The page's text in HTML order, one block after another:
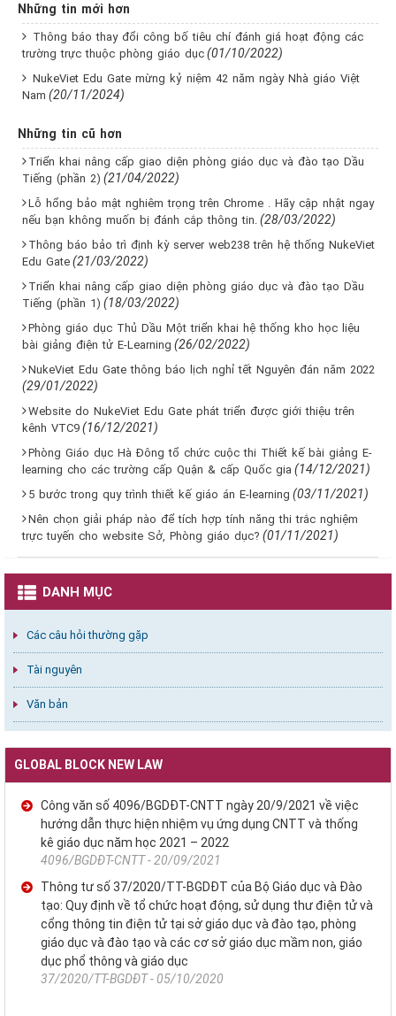
Những tin mới hơn
Thông báo thay đổi công bố tiêu chí đánh giá hoạt động các
trường trực thuộc phòng giáo dục (01/10/2022)
NukeViet Edu Gate mừng kỷ niệm 42 năm ngày Nhà giáo Việt
Nam (20/11/2024)
Những tin cũ hơn
Triển khai nâng cấp giao diện phòng giáo dục và đào tạo Dầu
Tiếng (phần 2) (21/04/2022)
Lỗ hổng bảo mật nghiêm trọng trên Chrome . Hãy cập nhật ngay
nếu bạn không muốn bị đánh cắp thông tin. (28/03/2022)
Thông báo bảo trì định kỳ server web238 trên hệ thống NukeViet
Edu Gate (21/03/2022)
Triển khai nâng cấp giao diện phòng giáo dục và đào tạo Dầu
Tiếng (phần 1) (18/03/2022)
Phòng giáo dục Thủ Dầu Một triển khai hệ thống kho học liệu
bài giảng điện tử E-Learning (26/02/2022)
NukeViet Edu Gate thông báo lịch nghỉ tết Nguyên đán năm 2022
(29/01/2022)
Website do NukeViet Edu Gate phát triển được giới thiệu trên
kênh VTC9 (16/12/2021)
Phòng Giáo dục Hà Đông tổ chức cuộc thi Thiết kế bài giảng E-
learning cho các trường cấp Quận & cấp Quốc gia (14/12/2021)
5 bước trong quy trình thiết kế giáo án E-learning (03/11/2021)
Nên chọn giải pháp nào để tích hợp tính năng thi trắc nghiệm
trực tuyến cho website Sở, Phòng giáo dục? (01/11/2021)
DANH MỤC
Các câu hỏi thường gặp
Tài nguyên
Văn bản
GLOBAL BLOCK NEW LAW
Công văn số 4096/BGDĐT-CNTT ngày 20/9/2021 về việc
hướng dẫn thực hiện nhiệm vụ ứng dụng CNTT và thống
kê giáo dục năm học 2021 – 2022
4096/BGDĐT-CNTT - 20/09/2021
Thông tư số 37/2020/TT-BGDĐT của Bộ Giáo dục và Đào
tạo: Quy định về tổ chức hoạt động, sử dụng thư điện tử và
cổng thông tin điện tử tại sở giáo dục và đào tạo, phòng
giáo dục và đào tạo và các cơ sở giáo dục mầm non, giáo
dục phổ thông và giáo dục
37/2020/TT-BGDĐT - 05/10/2020